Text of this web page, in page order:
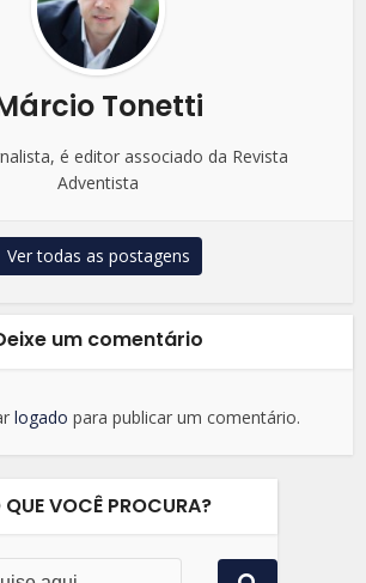
Tonetti
é editor associado da Revista
Adventista
Ver todas as postagens
um comentário
logado para publicar um comentário.
QUE VOCÊ PROCURA?